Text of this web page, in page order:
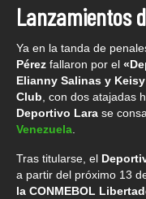
Lanzamientos
Ya en la tanda de
Pérez fallaron por el
Elianny Salinas y
Club , con dos atajadas
Deportivo Lara se
Venezuela
Tras titularse, el
a partir del próximo 13
la CONMEBOL